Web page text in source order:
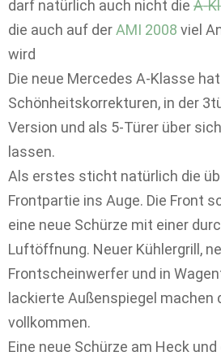
darf natürlich auch nicht die A-
die auch auf der AMI 2008 viel
wird
Die neue Mercedes A-Klasse
Schönheitskorrekturen, in der
Version und als 5-Türer über
lassen.
Als erstes sticht natürlich die
Frontpartie ins Auge. Die Front
eine neue Schürze mit einer
Luftöffnung. Neuer Kühlergrill,
Frontscheinwerfer und in
lackierte Außenspiegel machen
vollkommen.
Eine neue Schürze am Heck und